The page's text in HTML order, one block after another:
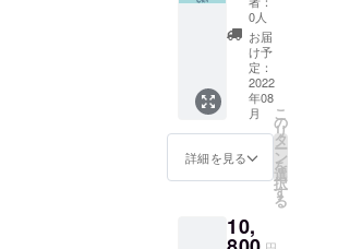
8月末ま
で 注
意事項
※送料込
み（国
内の
み） ※
一般販
売の際
違う可
能性が
定定
価：
13,000
円（税
込）
⇒9,780
円(税・
送料込)
■内容
『llano
』1台
取り扱
い説明
0人
お届
け予
定：
2022
年08
月
詳細を見る
こ
の
リ
タ
ー
ン
を
選
択
す
る
10,